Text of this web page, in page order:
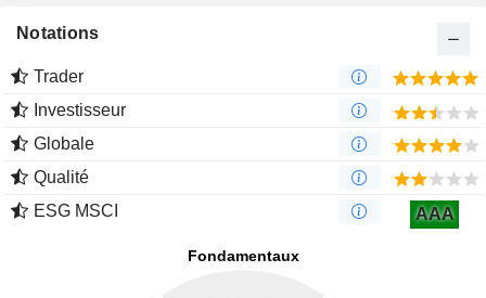
Notations
Trader
Investisseur
Globale
Qualité
ESG MSCI
AAA